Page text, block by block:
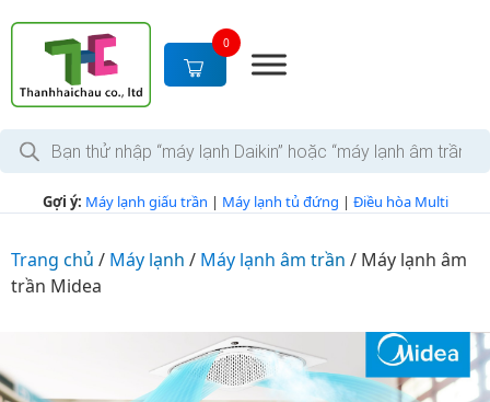
c
0
T
m
i
m
Gợi ý: Máy lạnh giấu trần | Máy lạnh tủ đứng | Điều hòa Multi
Trang chủ / Máy lạnh / Máy lạnh âm trần / Máy lạnh âm
trần Midea